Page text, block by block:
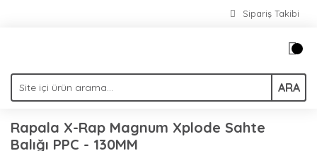
Sipariş Takibi
ARA
Rapala X-Rap Magnum Xplode Sahte
Balığı PPC - 130MM